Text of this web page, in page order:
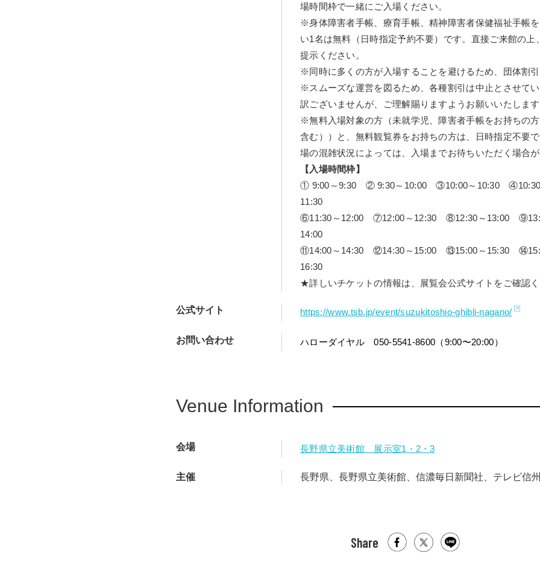
場時間枠で一緒にご入場ください。
※身体障害者手帳、療育手帳、精神障害者保健福祉手帳
い1名は無料（日時指定予約不要）です。直接ご来館の上
提示ください。
※同時に多くの方が入場することを避けるため、団体割引
※スムーズな運営を図るため、各種割引は中止とさせて
訳ございませんが、ご理解賜りますようお願いいたします
※無料入場対象の方（未就学児、障害者手帳をお持ちの
含む））と、無料観覧券をお持ちの方は、日時指定不要
場の混雑状況によっては、入場までお待ちいただく場合が
【入場時間枠】
① 9:00～9:30 ② 9:30～10:00 ③10:00～10:30
11:30
⑥11:30～12:00 ⑦12:00～12:30 ⑧12:30～13:00
14:00
⑪14:00～14:30 ⑫14:30～15:00 ⑬15:00～15:30
16:30
★詳しいチケットの情報は、展覧会公式サイトをご確認く
公式サイト https://www.tsb.jp/event/suzukitoshio-ghibli-nagano/
お問い合わせ ハローダイヤル 050-5541-8600（9:00〜20:00）
Venue Information
会場 長野県立美術館 展示室1・2・3
主催 長野県、長野県立美術館、信濃毎日新聞社、テレビ信
Share